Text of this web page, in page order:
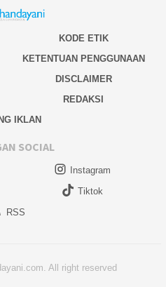
KODE ETIK
KETENTUAN PENGGUNAAN
DISCLAIMER
REDAKSI
IKLAN
SOCIAL
Instagram
Tiktok
RSS
All right reserved